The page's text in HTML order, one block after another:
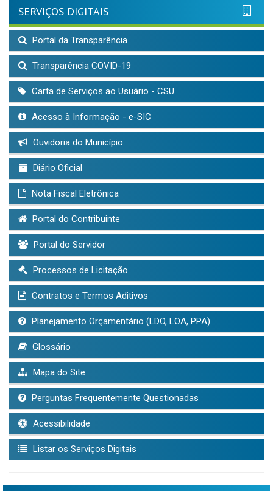
SERVIÇOS DIGITAIS
Portal da Transparência
Transparência COVID-19
Carta de Serviços ao Usuário - CSU
Acesso à Informação - e-SIC
Ouvidoria do Município
Diário Oficial
Nota Fiscal Eletrônica
Portal do Contribuinte
Portal do Servidor
Processos de Licitação
Contratos e Termos Aditivos
Planejamento Orçamentário (LDO, LOA, PPA)
Glossário
Mapa do Site
Perguntas Frequentemente Questionadas
Acessibilidade
Listar os Serviços Digitais